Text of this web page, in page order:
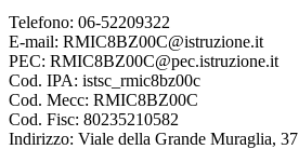
Telefono: 06-52209322
E-mail: RMIC8BZ00C@istruzione.it
PEC: RMIC8BZ00C@pec.istruzione.it
Cod. IPA: istsc_rmic8bz00c
Cod. Mecc: RMIC8BZ00C
Cod. Fisc: 80235210582
Indirizzo: Viale della Grande Muraglia, 37